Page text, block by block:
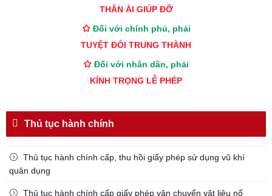
THÂN ÁI GIÚP ĐỠ
Đối với chính phủ, phải
TUYỆT ĐỐI TRUNG THÀNH
Đối với nhân dân, phải
KÍNH TRỌNG LỄ PHÉP
TẬN TỤY
CƯƠNG QUYẾT, KHÔN KHÉO
gửi Công an Khu XII,
Thủ tục hành chính
Thủ tục hành chính cấp, thu hồi giấy phép sử dụng vũ khí
quân dụng
Thủ tục hành chính cấp giấy phép vận chuyển vật liệu nổ